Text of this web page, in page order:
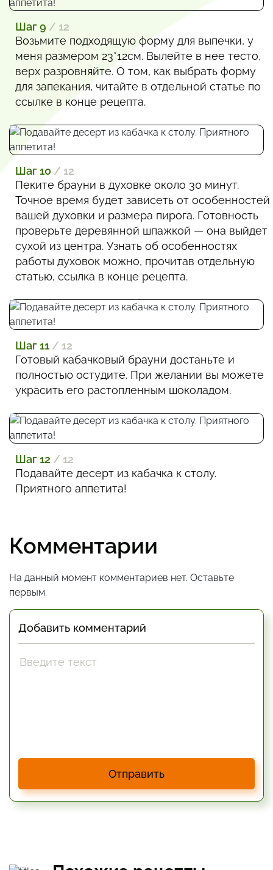
Шаг 9 / 12
Возьмите подходящую форму для выпечки, у
меня размером 23*12см. Вылейте в нее тесто,
верх разровняйте. О том, как выбрать форму
для запекания, читайте в отдельной статье по
ссылке в конце рецепта.
Шаг 10 / 12
Пеките брауни в духовке около 30 минут.
Точное время будет зависеть от особенностей
вашей духовки и размера пирога. Готовность
проверьте деревянной шпажкой — она выйдет
сухой из центра. Узнать об особенностях
работы духовок можно, прочитав отдельную
статью, ссылка в конце рецепта.
Шаг 11 / 12
Готовый кабачковый брауни достаньте и
полностью остудите. При желании вы можете
украсить его растопленным шоколадом.
Шаг 12 / 12
Подавайте десерт из кабачка к столу.
Приятного аппетита!
Комментарии
На данный момент комментариев нет. Оставьте
первым.
Добавить комментарий
Отправить